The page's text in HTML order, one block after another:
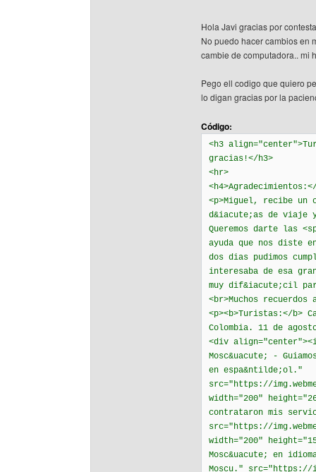
Hola Javi gracias por
No puedo hacer cambios en
cambie de computadora.. mi
Pego ell codigo que quiero
lo digan gracias por la
Código:
<h3
gracias!</h3>
<hr>
<p>Miguel, recibe un
d&iacute;as de viaje
Queremos darte las
ayuda que nos diste
dos dias pudimos
interesaba de esa
muy dif&iacute;cil
<br>Muchos
<p><b>Turistas:</b>
Colombia. 11 de
<div
Mosc&uacute; -
en espa&ntilde;ol."
src="https://
width="200"
contrataron mis
src="https://
width="200"
Mosc&uacute; en
Moscu." src="https://